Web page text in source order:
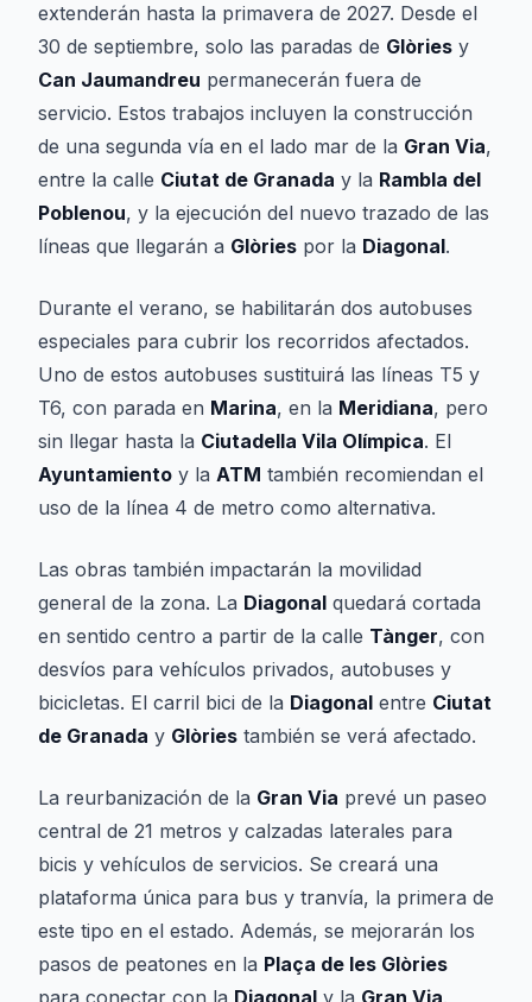
extenderán hasta la primavera de 2027. Desde el
30 de septiembre, solo las paradas de Glòries y
Can Jaumandreu permanecerán fuera de
servicio. Estos trabajos incluyen la construcción
de una segunda vía en el lado mar de la Gran Via,
entre la calle Ciutat de Granada y la Rambla del
Poblenou, y la ejecución del nuevo trazado de las
líneas que llegarán a Glòries por la Diagonal.
Durante el verano, se habilitarán dos autobuses
especiales para cubrir los recorridos afectados.
Uno de estos autobuses sustituirá las líneas T5 y
T6, con parada en Marina, en la Meridiana, pero
sin llegar hasta la Ciutadella Vila Olímpica. El
Ayuntamiento y la ATM también recomiendan el
uso de la línea 4 de metro como alternativa.
Las obras también impactarán la movilidad
general de la zona. La Diagonal quedará cortada
en sentido centro a partir de la calle Tànger, con
desvíos para vehículos privados, autobuses y
bicicletas. El carril bici de la Diagonal entre Ciutat
de Granada y Glòries también se verá afectado.
La reurbanización de la Gran Via prevé un paseo
central de 21 metros y calzadas laterales para
bicis y vehículos de servicios. Se creará una
plataforma única para bus y tranvía, la primera de
este tipo en el estado. Además, se mejorarán los
pasos de peatones en la Plaça de les Glòries
para conectar con la Diagonal y la Gran Via